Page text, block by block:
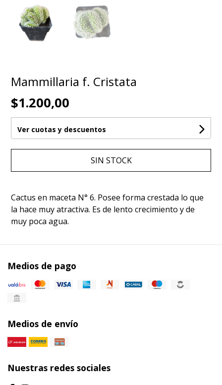
Mammillaria f. Cristata
$1.200,00
Ver cuotas y descuentos
SIN STOCK
Cactus en maceta N° 6. Posee forma crestada lo que
la hace muy atractiva. Es de lento crecimiento y de
muy poca agua.
Medios de pago
Medios de envío
Nuestras redes sociales